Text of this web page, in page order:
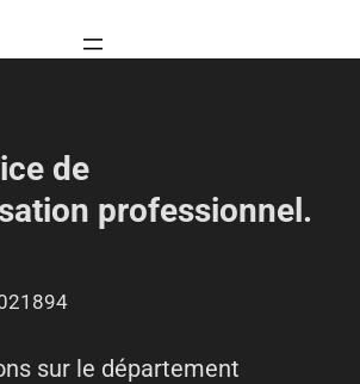
de
professionnel.
sur le département